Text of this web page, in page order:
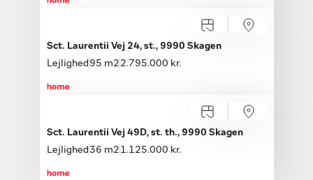
Sct. Laurentii Vej 24, st., 9990 Skagen
Lejlighed 95 m2 2.795.000 kr.
Sct. Laurentii Vej 49D, st. th., 9990 Skagen
Lejlighed 36 m2 1.125.000 kr.